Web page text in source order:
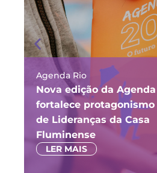
Agenda Rio
Nova edição da
fortalece protagonismo
de Lideranças da Casa
Fluminense
LER MAIS